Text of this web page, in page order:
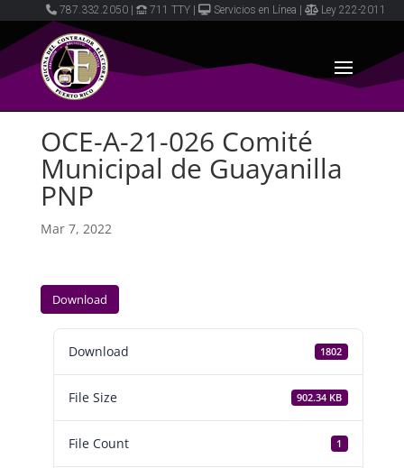
787.332.2050 711 TTY Servicios en Línea Ley 222-2011
OCE-A-21-026 Comité
Municipal de Guayanilla
PNP
Mar 7, 2022
Download
Download 1802
File Size 902.34 KB
File Count 1